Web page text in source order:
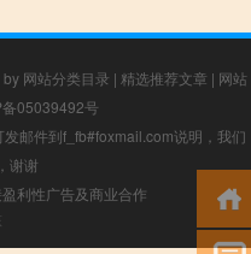
by 网站分类目录 | 精选推荐文章 | 网站
05039492号
邮件到f_fb#foxmail.com说明，我们
谢谢
利性广告及商业合作